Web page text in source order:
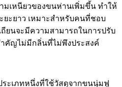
มเหนียวของขนห่านเพิ่มขึ้น ทำให้
ยะยาว เหมาะสำหรับคนที่ชอบ
ยนจะมีความสามารถในการปรับ
คัญไม่มีกลิ่นที่ไม่พึงประสงค์
ะเภทหนึ่งที่ใช้วัสดุจากขนนุ่มฟู